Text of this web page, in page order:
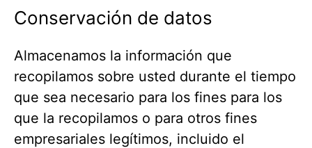
Conservación de datos
Almacenamos la información que
recopilamos sobre usted durante el tiempo
que sea necesario para los fines para los
que la recopilamos o para otros fines
empresariales legítimos, incluido el